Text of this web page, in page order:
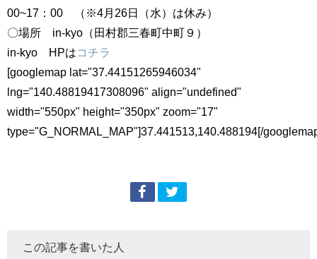
00~17：00 （※4月26日（水）は休み）
〇場所 in-kyo（田村郡三春町中町９）
in-kyo HPはコチラ
[googlemap lat="37.44151265946034"
lng="140.48819417308096" align="undefined"
width="550px" height="350px" zoom="17"
type="G_NORMAL_MAP"]37.441513,140.488194[/
この記事を書いた人